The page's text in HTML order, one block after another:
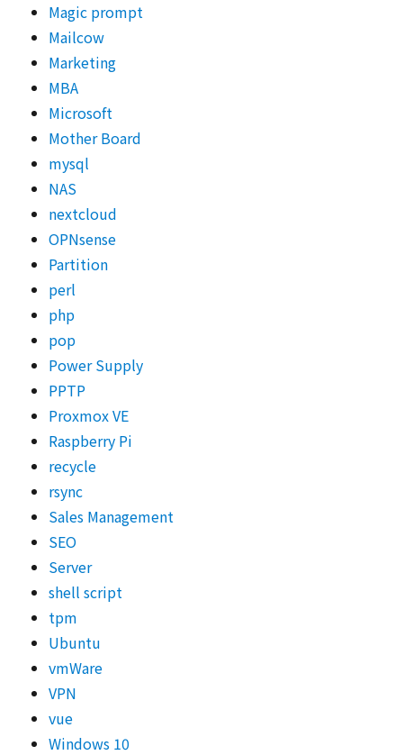
Magic prompt
Mailcow
Marketing
MBA
Microsoft
Mother Board
mysql
NAS
nextcloud
OPNsense
Partition
perl
php
pop
Power Supply
PPTP
Proxmox VE
Raspberry Pi
recycle
rsync
Sales Management
SEO
Server
shell script
tpm
Ubuntu
vmWare
VPN
vue
Windows 10